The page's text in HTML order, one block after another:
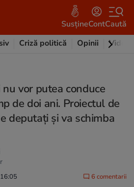
SusțineContCaută
Criză politică Opinii Video
vor putea conduce
de doi ani. Proiectul de
deputați și va schimba
6 comentarii